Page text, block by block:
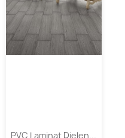
PVC Laminat Dielen...